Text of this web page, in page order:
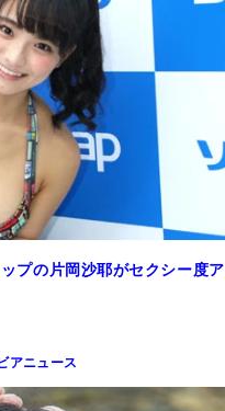
プの片岡沙耶がセクシー度ア
アニュース